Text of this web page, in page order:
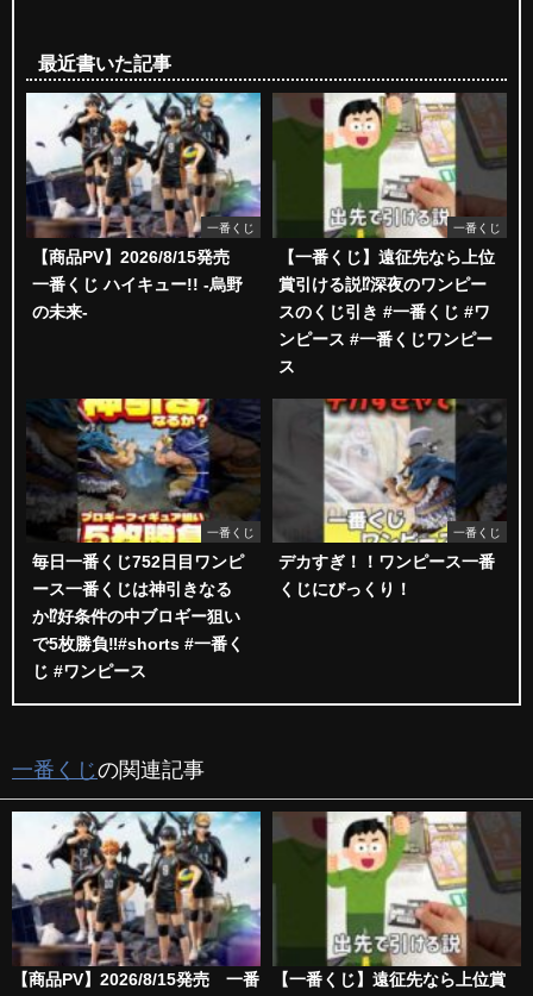
最近書いた記事
一番くじ
【商品PV】2026/8/15発売
一番くじ ハイキュー!! -烏野
の未来-
一番くじ
【一番くじ】遠征先なら上位
賞引ける説⁉︎深夜のワンピー
スのくじ引き #一番くじ #ワ
ンピース #一番くじワンピー
ス
一番くじ
毎日一番くじ752日目ワンピ
ース一番くじは神引きなる
か⁉️好条件の中ブロギー狙い
で5枚勝負‼️#shorts #一番く
じ #ワンピース
一番くじ
デカすぎ！！ワンピース一番
くじにびっくり！
一番くじの関連記事
【商品PV】2026/8/15発売 一番
【一番くじ】遠征先なら上位賞